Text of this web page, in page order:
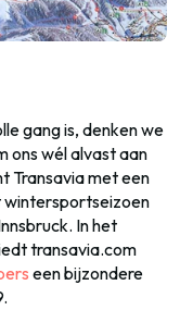
gang is, denken we
ons wél alvast aan
Transavia met een
wintersportseizoen
In het
transavia.com
een bijzondere